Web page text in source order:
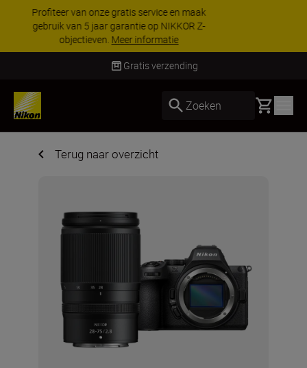
KORTING OP ACCESSOIRES | Bespaar 15% op
geselecteerde accessoires, maak je kit vandaag
nog compleetKoop nu
Gratis verzending
Zoeken Basket
Terug naar overzicht